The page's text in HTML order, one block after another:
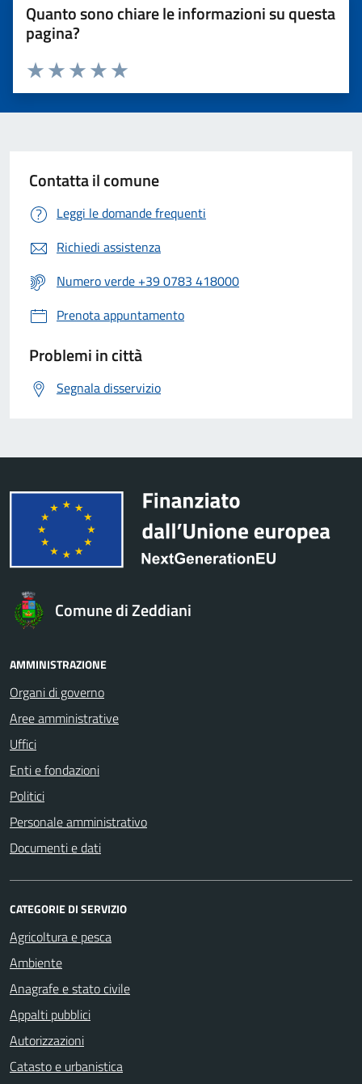
Quanto sono chiare le informazioni su questa
pagina?
Valuta 5 stelle su 5
Valuta 4 stelle su 5
Valuta 3 stelle su 5
Valuta 2 stelle su 5
Valuta 1 stelle su 5
Contatta il comune
Leggi le domande frequenti
Richiedi assistenza
Numero verde +39 0783 418000
Prenota appuntamento
Problemi in città
Segnala disservizio
Comune di Zeddiani
AMMINISTRAZIONE
Organi di governo
Aree amministrative
Uffici
Enti e fondazioni
Politici
Personale amministrativo
Documenti e dati
CATEGORIE DI SERVIZIO
Agricoltura e pesca
Ambiente
Anagrafe e stato civile
Appalti pubblici
Autorizzazioni
Catasto e urbanistica